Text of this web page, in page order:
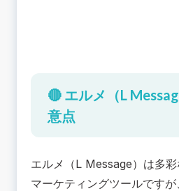
🔴 エルメ（L
意点
エルメ（L Message）は多
マーケティングツールです